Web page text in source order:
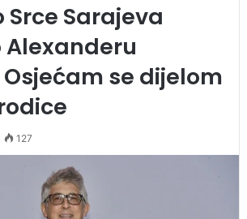
Srce Sarajeva
Alexanderu
se dijelom
127